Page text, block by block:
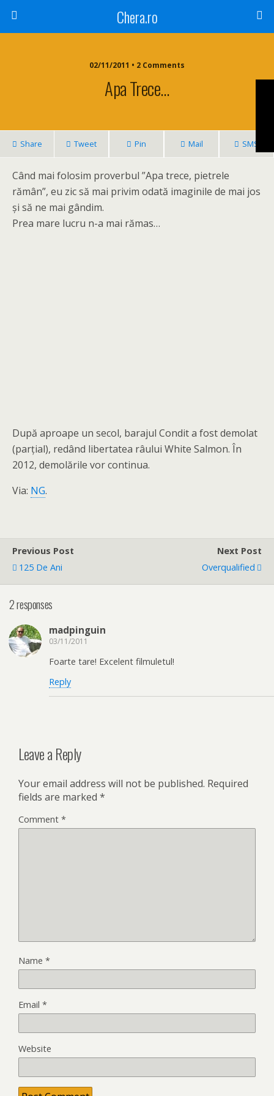
Chera.ro
02/11/2011 • 2 Comments
Apa Trece…
Share Tweet Pin Mail SMS
Când mai folosim proverbul ”Apa trece, pietrele
rămân”, eu zic să mai privim odată imaginile de mai jos
și să ne mai gândim.
Prea mare lucru n-a mai rămas…
După aproape un secol, barajul Condit a fost demolat
(parțial), redând libertatea râului White Salmon. În
2012, demolările vor continua.
Via: NG.
Previous Post
125 De Ani
Next Post
Overqualified
2 responses
madpinguin
03/11/2011
Foarte tare! Excelent filmuletul!
Reply
Leave a Reply
Your email address will not be published. Required
fields are marked *
Comment *
Name *
Email *
Website